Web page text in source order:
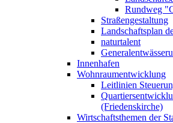
Rundweg
Straßengestaltung
Landschaftsplan
naturtalent
Innenhafen
Wohnraumentwicklung
Leitlinien
(Friedenskirche)
Wirtschaftsthemen der